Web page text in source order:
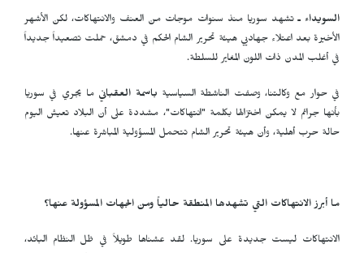
السويداء ـتشهد سوريا منذ سنوات موجات من العنف والانتهاكات، لكن الأشهر
الأخيرة بعد اعتلاء جهاديي هيئة تحرير الشام الحكم في دمشق، حملت تصعيداً جديداً
في أغلب المدن ذات اللون المغاير للسلطة.
في حوار مع وكالتنا، وصفت الناشطة السياسية باسمة العقباني ما يجري في سوريا
بأنها جرائم لا يمكن اختزالها بكلمة "انتهاكات"، مشددة على أن البلاد تعيش اليوم
حالة حرب أهلية، وأن هيئة تحرير الشام تتحمل المسؤولية المباشرة عنها.
ما أبرز الانتهاكات التي تشهدها المنطقة حالياً ومن الجهات المسؤولة عنها؟
الانتهاكات ليست جديدة على سوريا. لقد عشناها طويلاً في ظل النظام البائد،